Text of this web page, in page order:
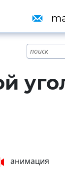
анимация